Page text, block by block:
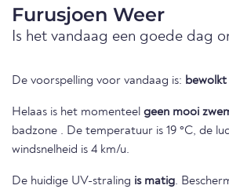
Furusjoen Weer
Is het vandaag een goede dag
De voorspelling voor vandaag is: bewolkt
Helaas is het momenteel geen mooi
badzone . De temperatuur is 19 °C, de
windsnelheid is 4 km/u.
De huidige UV-straling is matig.